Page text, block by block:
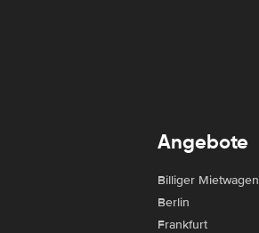
Angebote
Billiger Mietwagen
Berlin
Frankfurt